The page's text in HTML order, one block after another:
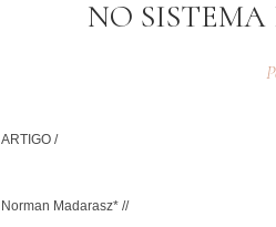
NO
ARTIGO /
Norman Madarasz* //